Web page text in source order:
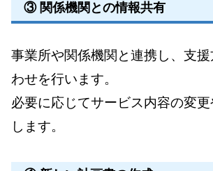
③ 関係機関との情報共有
事業所や関係機関と連携し、支
わせを行います。
必要に応じてサービス内容の変
します。